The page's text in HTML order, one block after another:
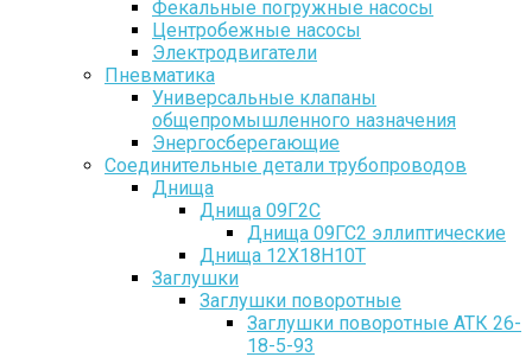
Фекальные погружные насосы
Центробежные насосы
Электродвигатели
Пневматика
Универсальные клапаны
общепромышленного назначения
Энергосберегающие
Соединительные детали трубопроводов
Днища
Днища 09Г2С
Днища 09ГС2 эллиптические
Днища 12Х18Н10Т
Заглушки
Заглушки поворотные
Заглушки поворотные АТК 26-
18-5-93